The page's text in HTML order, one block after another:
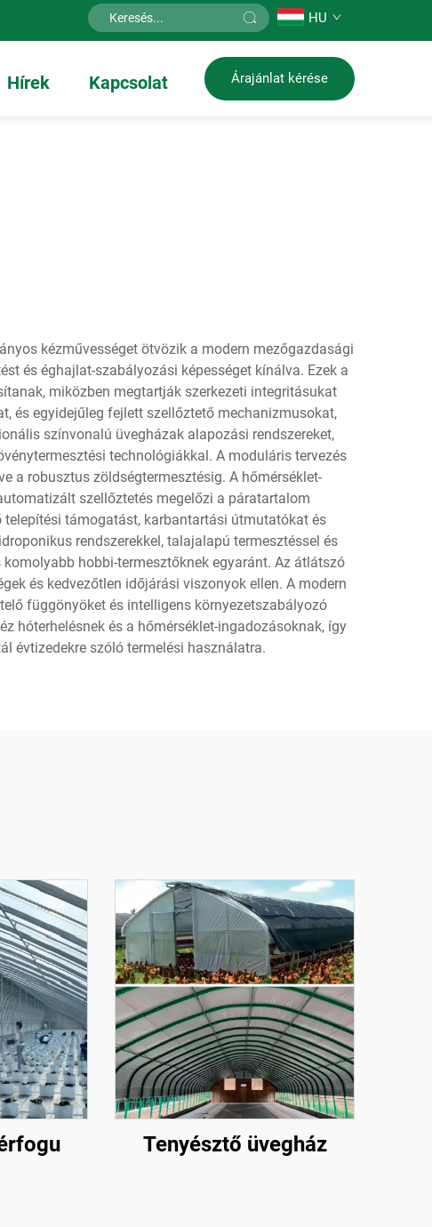
HU
Hírek Kapcsolat Árajánlat kérése
kézművességet ötvözik a modern mezőgazdasági
és éghajlat-szabályozási képességet kínálva. Ezek a
miközben megtartják szerkezeti integritásukat
és egyidejűleg fejlett szellőztető mechanizmusokat,
színvonalú üvegházak alapozási rendszereket,
technológiákkal. A moduláris tervezés
a robusztus zöldségtermesztésig. A hőmérséklet-
szellőztetés megelőzi a páratartalom
támogatást, karbantartási útmutatókat és
rendszerekkel, talajalapú termesztéssel és
hobbi-termesztőknek egyaránt. Az átlátszó
és kedvezőtlen időjárási viszonyok ellen. A modern
függönyöket és intelligens környezetszabályozó
hóterhelésnek és a hőmérséklet-ingadozásoknak, így
évtizedekre szóló termelési használatra.
Tenyésztő üvegház